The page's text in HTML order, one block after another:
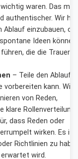
waren. Das
authentischer. Wir
Ablauf einzubauen,
Ideen können
die die Trauer
– Teile den Ablauf,
kann. Wir
von Reden,
klare Rollenverteilung
dass Reden oder
wirken. Es ist
Richtlinien zu
wird.